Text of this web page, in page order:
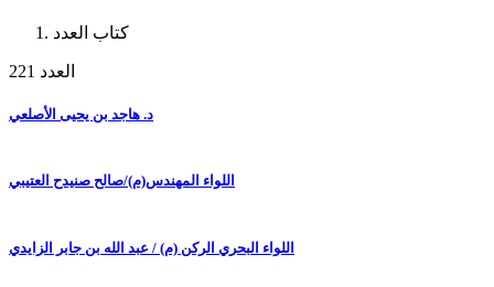
كتاب العدد
العدد 221
د. هاجد بن يحيى الأصلعي
اللواء المهندس(م)/صالح صنيدح العتيبي
اللواء البحري الركن (م) / عبد الله بن جابر الزايدي